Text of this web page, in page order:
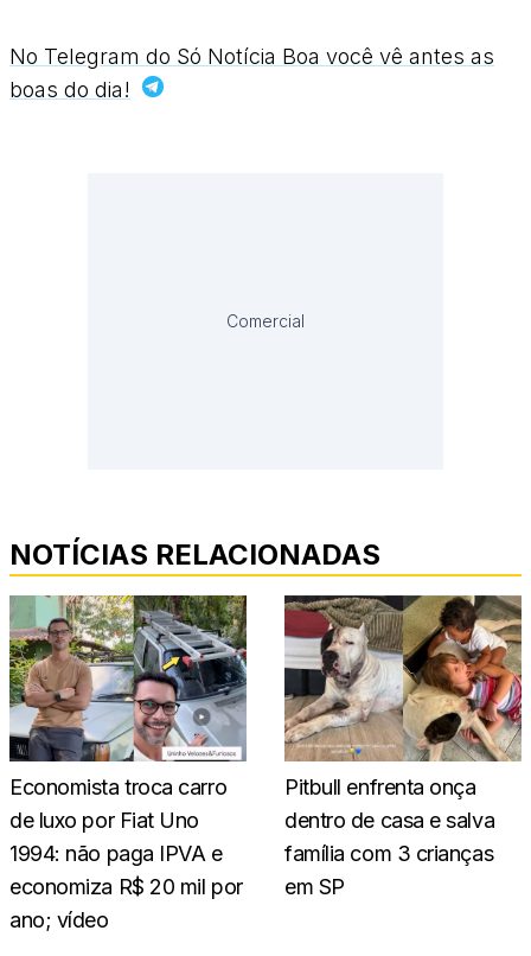
No Telegram do Só Notícia Boa você vê antes as
boas do dia!
Comercial
NOTÍCIAS RELACIONADAS
Economista troca carro
de luxo por Fiat Uno
1994: não paga IPVA e
economiza R$ 20 mil por
ano; vídeo
Pitbull enfrenta onça
dentro de casa e salva
família com 3 crianças
em SP